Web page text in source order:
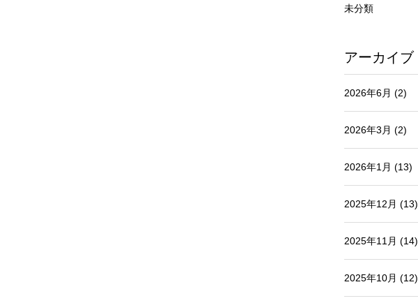
未分類
アーカイブ
2026年6月 (2)
2026年3月 (2)
2026年1月 (13)
2025年12月 (13)
2025年11月 (14)
2025年10月 (12)